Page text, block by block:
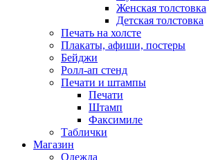
Женская толстовка
Детская толстовка
Печать на холсте
Плакаты, афиши, постеры
Бейджи
Ролл-ап стенд
Печати и штампы
Печати
Штамп
Факсимиле
Таблички
Магазин
Одежда